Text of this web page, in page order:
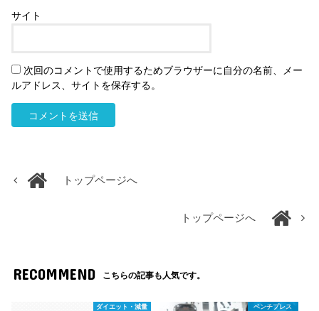
サイト
次回のコメントで使用するためブラウザーに自分の名前、メー
ルアドレス、サイトを保存する。
トップページへ
トップページへ
RECOMMEND こちらの記事も人気です。
ダイエット・減量 ベンチプレス